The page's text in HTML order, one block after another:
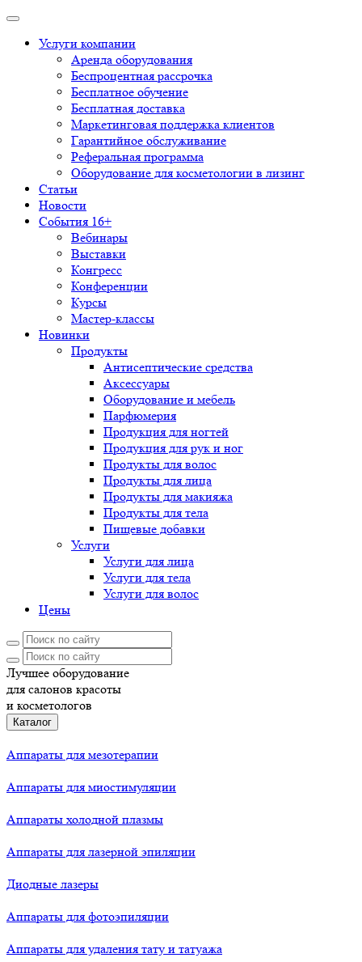
Услуги компании
Аренда оборудования
Беспроцентная рассрочка
Бесплатное обучение
Бесплатная доставка
Маркетинговая поддержка клиентов
Гарантийное обслуживание
Реферальная программа
Оборудование для косметологии в лизинг
Статьи
Новости
События 16+
Вебинары
Выставки
Конгресс
Конференции
Курсы
Мастер-классы
Новинки
Продукты
Антисептические средства
Аксессуары
Оборудование и мебель
Парфюмерия
Продукция для ногтей
Продукция для рук и ног
Продукты для волос
Продукты для лица
Продукты для макияжа
Продукты для тела
Пищевые добавки
Услуги
Услуги для лица
Услуги для тела
Услуги для волос
Цены
Лучшее оборудование
для салонов красоты
и косметологов
Каталог
Аппараты для мезотерапии
Аппараты для миостимуляции
Аппараты холодной плазмы
Аппараты для лазерной эпиляции
Диодные лазеры
Аппараты для фотоэпиляции
Аппараты для удаления тату и татуажа